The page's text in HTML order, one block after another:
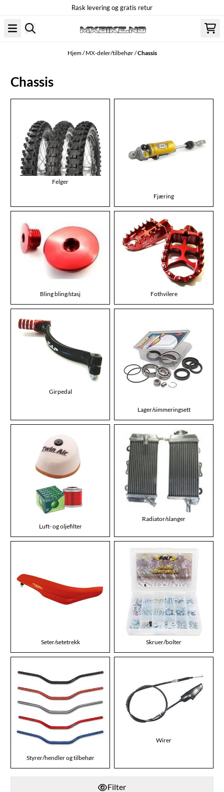
Rask levering og gratis retur
Hjem/MX-deler/tilbehør/Chassis
Chassis
Felger
Fjæring
Bling bling/stasj Fothvilere
Girpedal
Lager/simmeringsett
Luft- og oljefilter
Radiator/slanger
Seter/setetrekk Skruer/bolter
Styrer/hendler og tilbehør
Wirer
Filter